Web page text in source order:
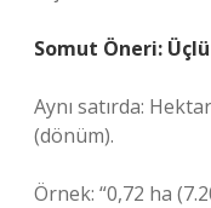
Somut Öneri:
Aynı satırda:
(dönüm).
Örnek: “0,72 ha